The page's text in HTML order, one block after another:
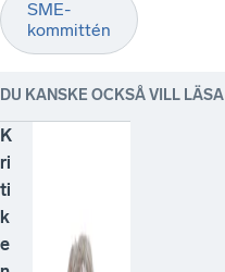
SME-
kommittén
DU KANSKE OCKSÅ VILL LÄSA
K
ri
ti
k
e